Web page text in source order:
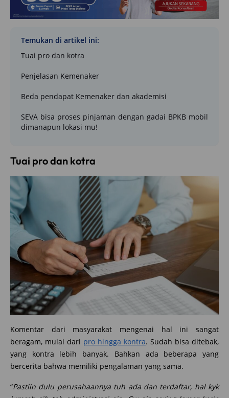
Temukan di artikel ini:
Tuai pro dan kotra
Penjelasan Kemenaker
Beda pendapat Kemenaker dan akademisi
SEVA bisa proses pinjaman dengan gadai BPKB mobil
dimanapun lokasi mu!
Tuai pro dan kotra
Komentar dari masyarakat mengenai hal ini sangat
beragam, mulai dari pro hingga kontra. Sudah bisa ditebak,
yang kontra lebih banyak. Bahkan ada beberapa yang
bercerita bahwa memiliki pengalaman yang sama.
“Pastiin dulu perusahaannya tuh ada dan terdaftar, hal kyk